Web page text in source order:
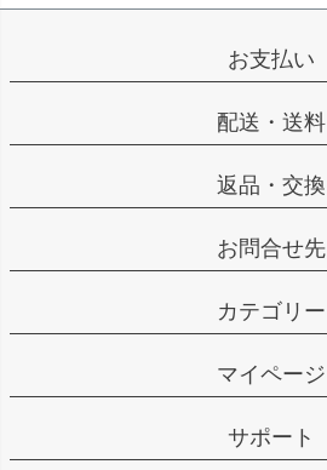
お支払い
配送・送料
返品・交換
お問合せ先
カテゴリー
マイページ
サポート